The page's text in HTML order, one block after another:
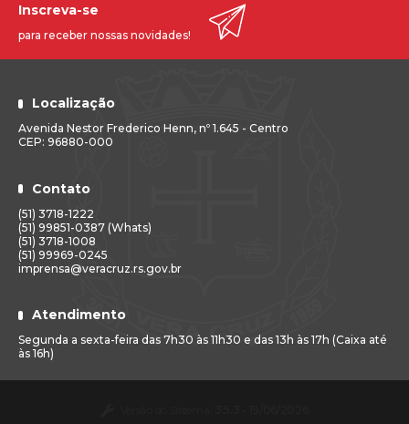
Localização
Avenida Nestor Frederico Henn, nº 1.645 - Centro
CEP: 96880-000
Contato
(51) 3718-1222
(51) 99851-0387 (Whats)
(51) 3718-1008
(51) 99969-0245
imprensa@veracruz.rs.gov.br
Atendimento
Segunda a sexta-feira das 7h30 às 11h30 e das 13h às 17h (Caixa até
às 16h)
Inscreva-se
para receber nossas novidades!